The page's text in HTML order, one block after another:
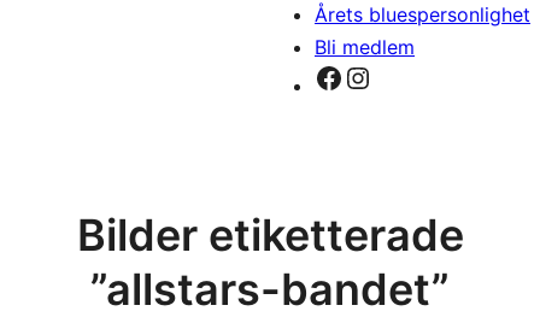
Årets bluespersonlighet
Bli medlem
Facebook
Instagram
Bilder etiketterade
”allstars-bandet”